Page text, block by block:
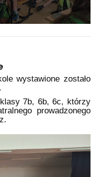
wystawione zostało
7b, 6b, 6c, którzy
prowadzonego